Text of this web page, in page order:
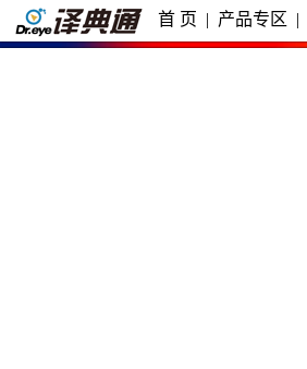
首 页 | 产品专区 |